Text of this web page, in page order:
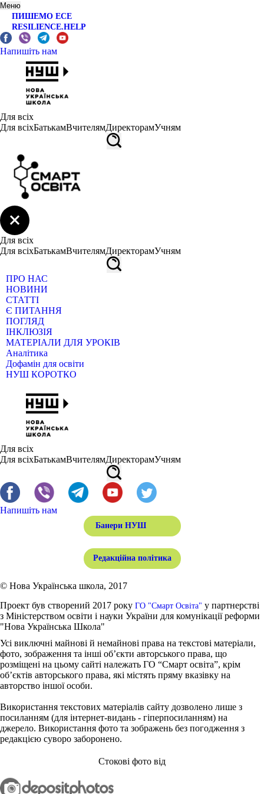
Меню
ПИШЕМО ЕСЕ
RESILIENCE.HELP
Напишіть нам
Для всіх
Для всіхБатькамВчителямДиректорамУчням
Для всіх
Для всіхБатькамВчителямДиректорамУчням
ПРО НАС
НОВИНИ
СТАТТІ
Є ПИТАННЯ
ПОГЛЯД
ІНКЛЮЗІЯ
МАТЕРІАЛИ ДЛЯ УРОКІВ
Аналітика
Дофамін для освіти
НУШ КОРОТКО
Для всіх
Для всіхБатькамВчителямДиректорамУчням
Напишіть нам
Банери НУШ
Редакційна політика
© Нова Українська школа, 2017
Проект був створений 2017 року ГО "Смарт Освіта" у партнерстві
з Міністерством освіти і науки України для комунікації реформи
"Нова Українська Школа"
Усі виключні майнові й немайнові права на текстові матеріали,
фото, зображення та інші об’єкти авторського права, що
розміщені на цьому сайті належать ГО “Смарт освіта”, крім
об’єктів авторського права, які містять пряму вказівку на
авторство іншої особи.
Використання текстових матеріалів сайту дозволено лише з
посиланням (для інтернет-видань - гіперпосиланням) на
джерело. Використання фото та зображень без погодження з
редакцією суворо заборонено.
Стокові фото від